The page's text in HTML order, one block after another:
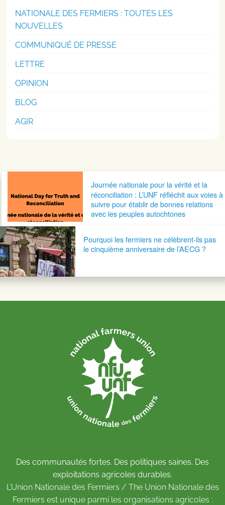
NATIONALE DES FERMIERS : TOUTES LES
NOUVELLES
COMMUNIQUÉ DE PRESSE
LETTRE
OPINION
BLOG
AGIR
Navigation postaleJournée nationale pour la vérité et la
réconciliation : L’UNF réfléchit aux voies à
suivre pour établir de bonnes relations
avec les peuples autochtones
Pourquoi les fermiers ne célèbrent-ils pas
le cinquième anniversaire de l’AECG ?
Des communautés fortes. Des politiques saines. Des
exploitations agricoles durables.
L’Union Nationale des Fermiers / The Union Nationale des
Fermiers est unique parmi les organisations agricoles :